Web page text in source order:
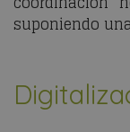
suponiendo